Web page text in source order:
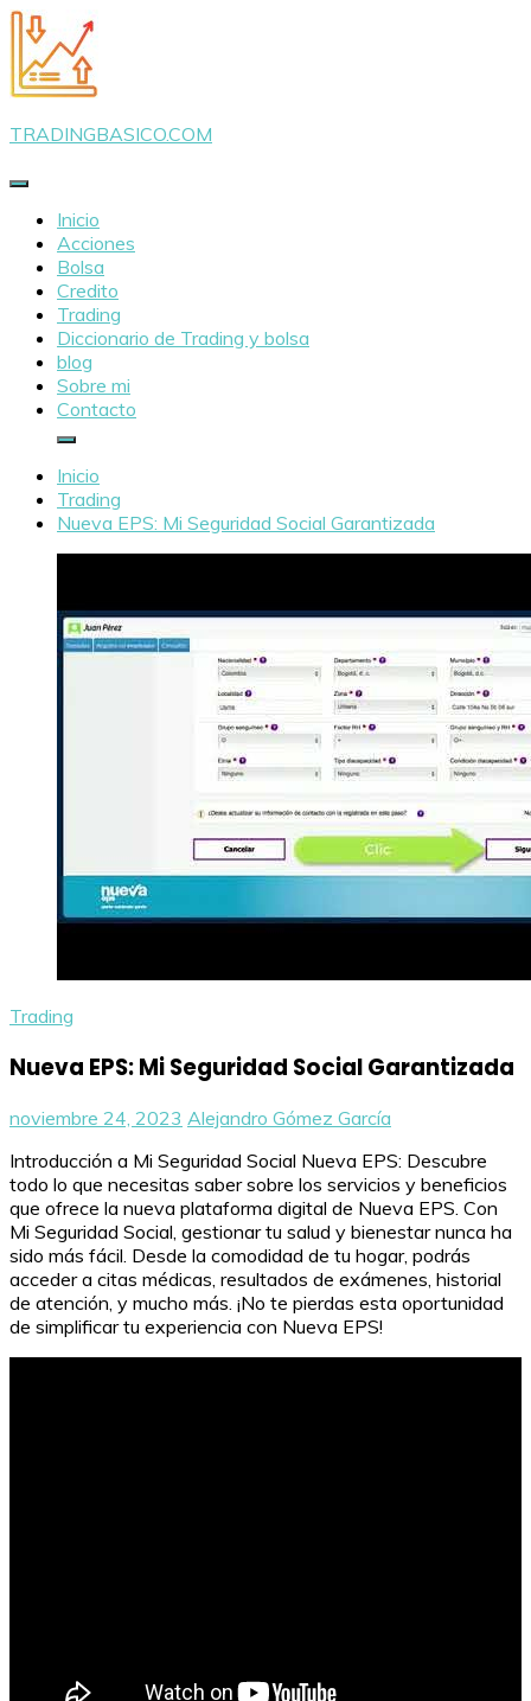
Saltar
al
contenido
TRADINGBASICO.COM
Inicio
Acciones
Bolsa
Credito
Trading
Diccionario de Trading y bolsa
blog
Sobre mi
Contacto
Inicio
Trading
Nueva EPS: Mi Seguridad Social Garantizada
Trading
Nueva EPS: Mi Seguridad Social Garantizada
noviembre 24, 2023 Alejandro Gómez García
Introducción a Mi Seguridad Social Nueva EPS: Descubre
todo lo que necesitas saber sobre los servicios y beneficios
que ofrece la nueva plataforma digital de Nueva EPS. Con
Mi Seguridad Social, gestionar tu salud y bienestar nunca ha
sido más fácil. Desde la comodidad de tu hogar, podrás
acceder a citas médicas, resultados de exámenes, historial
de atención, y mucho más. ¡No te pierdas esta oportunidad
de simplificar tu experiencia con Nueva EPS!